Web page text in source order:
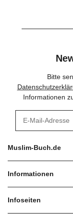
Bitte
Informationen
Muslim-Buch.de
Informationen
Infoseiten